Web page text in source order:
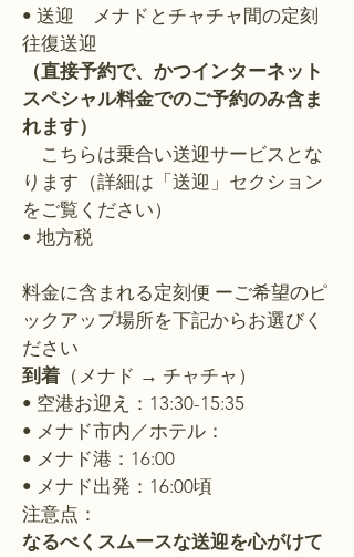
• 送迎 メナドとチャチャ間の定刻
往復送迎
（直接予約で、かつインターネット
スペシャル料金でのご予約のみ含ま
れます）
こちらは乗合い送迎サービスとな
ります（詳細は「送迎」セクション
をご覧ください）
• 地方税
料金に含まれる定刻便 ーご希望のピ
ックアップ場所を下記からお選びく
ださい
到着 （メナド → チャチャ）
• 空港お迎え：13:30-15:35
• メナド市内／ホテル：
• メナド港：16:00
• メナド出発：16:00頃
注意点：
なるべくスムースな送迎を心がけて